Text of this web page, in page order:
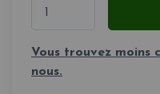
Vous trouvez moins
nous.